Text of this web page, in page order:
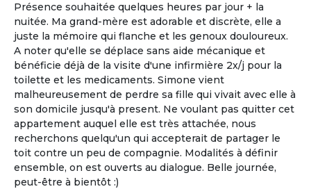
Présence souhaitée quelques heures par jour + la
nuitée. Ma grand-mère est adorable et discrète, elle a
juste la mémoire qui flanche et les genoux douloureux.
A noter qu'elle se déplace sans aide mécanique et
bénéficie déjà de la visite d'une infirmière 2x/j pour la
toilette et les medicaments. Simone vient
malheureusement de perdre sa fille qui vivait avec elle à
son domicile jusqu'à present. Ne voulant pas quitter cet
appartement auquel elle est très attachée, nous
recherchons quelqu'un qui accepterait de partager le
toit contre un peu de compagnie. Modalités à définir
ensemble, on est ouverts au dialogue. Belle journée,
peut-être à bientôt :)